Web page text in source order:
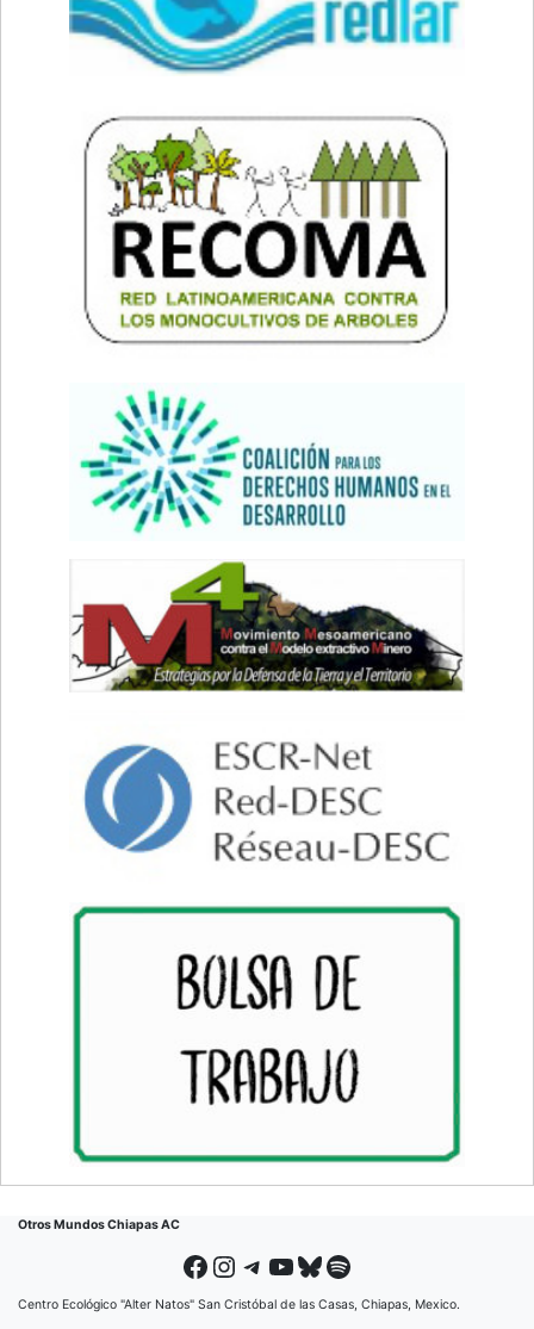
Otros Mundos Chiapas AC
Facebook Instagram Telegram YouTube Bluesky Spotify
Centro Ecológico "Alter Natos" San Cristóbal de las Casas, Chiapas, Mexico.